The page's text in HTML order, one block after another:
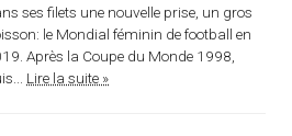
ses filets une nouvelle prise, un gros
le Mondial féminin de football en
Après la Coupe du Monde 1998,
Lire la suite »